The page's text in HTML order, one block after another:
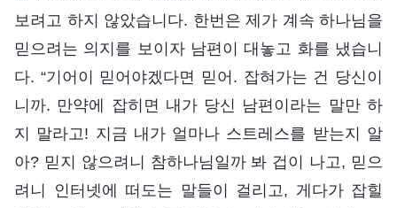
보려고 하지 않았습니다. 한번은 제가 계속 하나님을
믿으려는 의지를 보이자 남편이 대놓고 화를 냈습니
다. “기어이 믿어야겠다면 믿어. 잡혀가는 건 당신이
니까. 만약에 잡히면 내가 당신 남편이라는 말만 하
지 말라고! 지금 내가 얼마나 스트레스를 받는지 알
아? 믿지 않으려니 참하나님일까 봐 겁이 나고, 믿으
려니 인터넷에 떠도는 말들이 걸리고, 게다가 잡힐